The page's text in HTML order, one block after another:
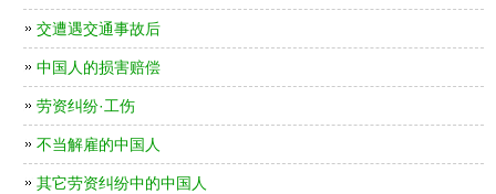
交遭遇交通事故后
中国人的损害赔偿
劳资纠纷·工伤
不当解雇的中国人
其它劳资纠纷中的中国人